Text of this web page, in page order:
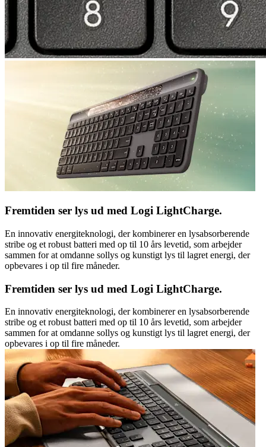
Fremtiden ser lys ud med Logi LightCharge.
En innovativ energiteknologi, der kombinerer en lysabsorberende
stribe og et robust batteri med op til 10 års levetid, som arbejder
sammen for at omdanne sollys og kunstigt lys til lagret energi, der
opbevares i op til fire måneder.
Fremtiden ser lys ud med Logi LightCharge.
En innovativ energiteknologi, der kombinerer en lysabsorberende
stribe og et robust batteri med op til 10 års levetid, som arbejder
sammen for at omdanne sollys og kunstigt lys til lagret energi, der
opbevares i op til fire måneder.